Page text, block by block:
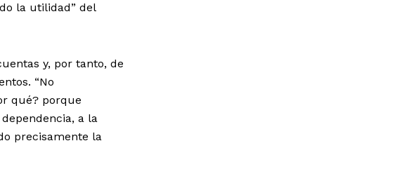
la utilidad” del
y, por tanto, de
“No
qué? porque
a la
precisamente la